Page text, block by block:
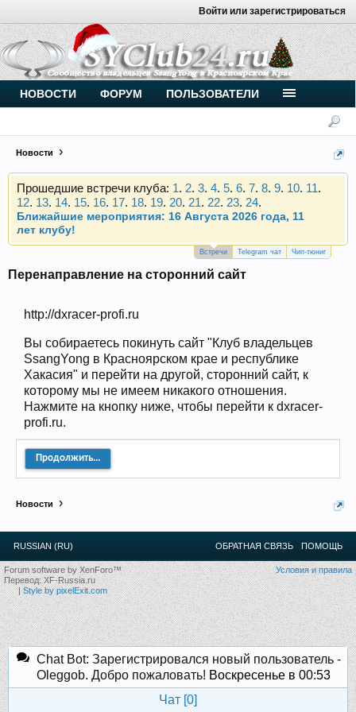
Войти или зарегистрироваться
Новости
Внимание, новые участники нашего клуба!
Основное общение происходит вTelegram-чате.
Присоединяйтесь.
Чип-тюнинг (прошивка) дизелей от
Прошедшие встречи клуба:1.2.3.4.5.6.7.8.9.10.11.
12.13.14.15 .16.17. 18.19. 20 .21. 22 .23. 24
Ближайшие мероприятия: 16 Августа 2026 года, 11
лет клубу!
Внимание, новые участники нашего клуба!
Основное общение происходит вTelegram-чате.
Присоединяйтесь.
Vahmurka
Прошедшие встречи клуба:1.2 .3.4 .5 .6.7.8.9.10
12.13.14. 15.16.17.18 .19.20.21.22.23.24.
Ближайшие мероприятия: 16 Августа 2026 года, 11
лет клубу!
Встречи Telegram чат Чип-тюниг
Перенаправление на сторонний сайт
http://dxracer-profi.ru
Вы собираетесь покинуть сайт "Клуб владельцев
SsangYong в Красноярском крае и республике
Хакасия" и перейти на другой, сторонний сайт, к
которому мы не имеем никакого отношения.
Нажмите на кнопку ниже, чтобы перейти к dxracer-
profi.ru.
Продолжить...
Новости
НОВОСТИ ФОРУМ ПОЛЬЗОВАТЕЛИ
RUSSIAN (RU) ОБРАТНАЯ СВЯЗЬ ПОМОЩЬ
Условия и правила
Forum software by XenForo™
Перевод:XF-Russia.ru
|Style by pixelExit.com
Chat Bot: Зарегистрировался новый пользователь -
Oleggob. Добро пожаловать! Воскресенье в 00:53
Чат [0]